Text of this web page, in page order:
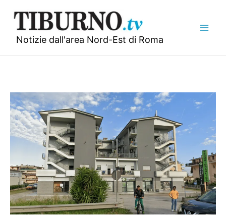
contenuto
Notizie dall'area Nord-Est di Roma